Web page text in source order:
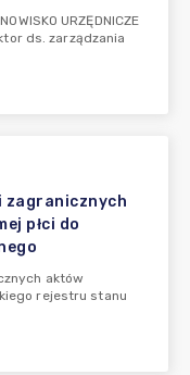
URZĘDNICZE
ds. zarządzania
zagranicznych
płci do
aktów
rejestru stanu